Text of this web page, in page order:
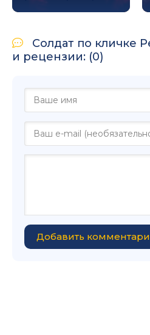
Солдат по кличке
и рецензии: (0)
Добавить